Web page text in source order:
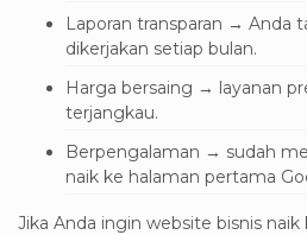
Laporan transparan → Anda
dikerjakan setiap bulan.
Harga bersaing → layanan
terjangkau.
Berpengalaman → sudah
naik ke halaman pertama
Jika Anda ingin website bisnis